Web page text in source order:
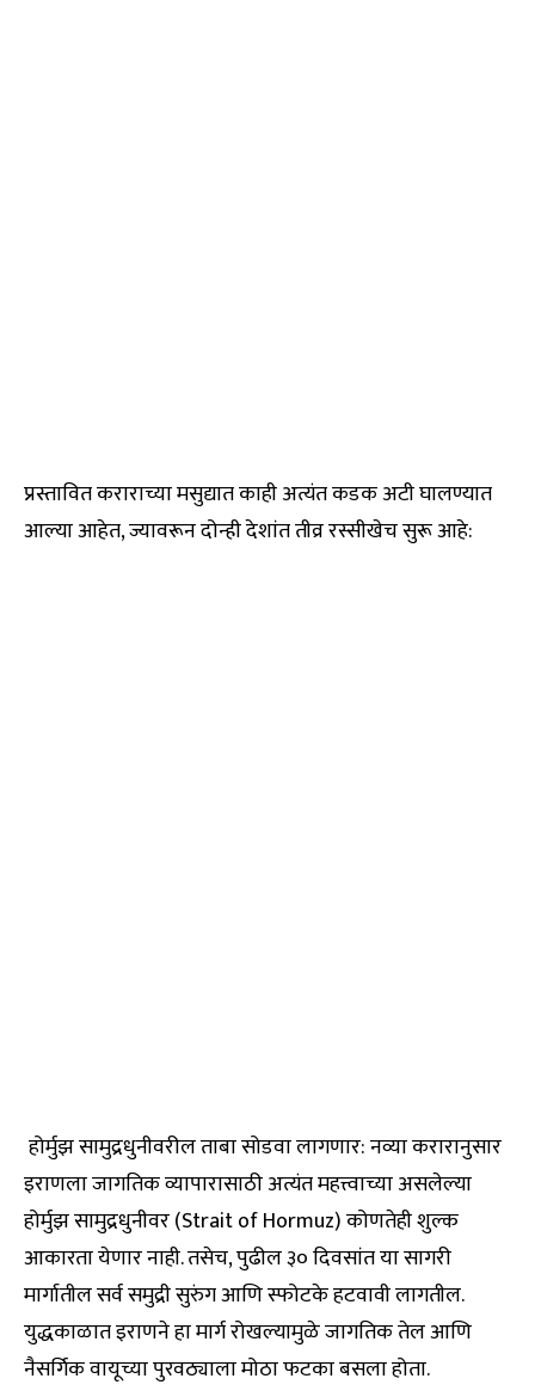
प्रस्तावित कराराच्या मसुद्यात काही अत्यंत कडक अटी घालण्यात
आल्या आहेत, ज्यावरून दोन्ही देशांत तीव्र रस्सीखेच सुरू आहे:
होर्मुझ सामुद्रधुनीवरील ताबा सोडवा लागणार: नव्या करारानुसार
इराणला जागतिक व्यापारासाठी अत्यंत महत्त्वाच्या असलेल्या
होर्मुझ सामुद्रधुनीवर (Strait of Hormuz) कोणतेही शुल्क
आकारता येणार नाही. तसेच, पुढील ३० दिवसांत या सागरी
मार्गातील सर्व समुद्री सुरुंग आणि स्फोटके हटवावी लागतील.
युद्धकाळात इराणने हा मार्ग रोखल्यामुळे जागतिक तेल आणि
नैसर्गिक वायूच्या पुरवठ्याला मोठा फटका बसला होता.